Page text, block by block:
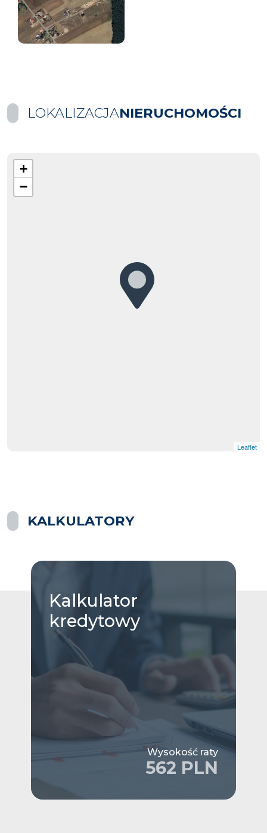
LOKALIZACJANIERUCHOMOŚCI
+
−
© OpenStreetMap contributors
KALKULATORY
Kalkulator
kredytowy
Wysokość raty
562 PLN